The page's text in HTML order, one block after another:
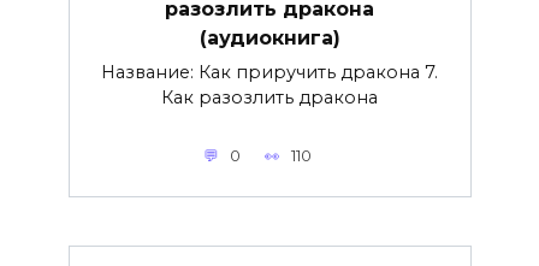
разозлить дракона
(аудиокнига)
Название: Как приручить дракона 7.
Как разозлить дракона
0 110